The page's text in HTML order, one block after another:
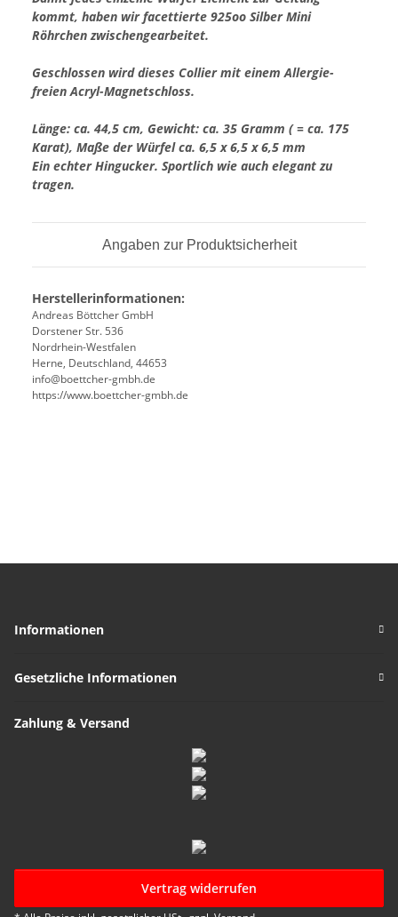
kommt, haben wir facettierte 925oo Silber Mini
Röhrchen zwischengearbeitet.
Geschlossen wird dieses Collier mit einem Allergie-
freien Acryl-Magnetschloss.
Länge: ca. 44,5 cm, Gewicht: ca. 35 Gramm ( = ca. 175
Karat), Maße der Würfel ca. 6,5 x 6,5 x 6,5 mm
Ein echter Hingucker. Sportlich wie auch elegant zu
tragen.
Angaben zur Produktsicherheit
Herstellerinformationen:
Andreas Böttcher GmbH
Dorstener Str. 536
Nordrhein-Westfalen
Herne, Deutschland, 44653
info@boettcher-gmbh.de
https://www.boettcher-gmbh.de
Informationen
Gesetzliche Informationen
Zahlung & Versand
Vertrag widerrufen